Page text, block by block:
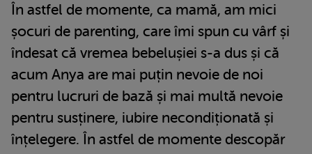
În astfel de momente, ca mamă, am mici
șocuri de parenting, care îmi spun cu vârf și
îndesat că vremea bebelușiei s-a dus și că
acum Anya are mai puțin nevoie de noi
pentru lucruri de bază și mai multă nevoie
pentru susținere, iubire necondiționată și
înțelegere. În astfel de momente descopăr